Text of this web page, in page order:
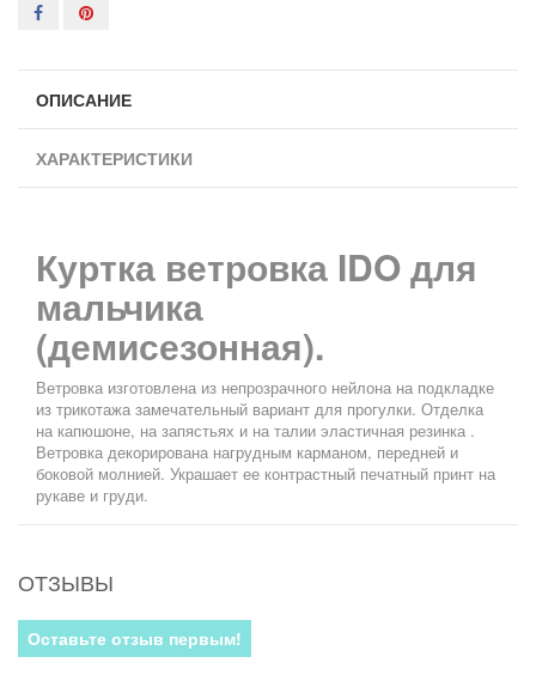
ОПИСАНИЕ
ХАРАКТЕРИСТИКИ
Куртка ветровка IDO для
мальчика
(демисезонная).
Ветровка изготовлена из непрозрачного нейлона на подкладке
из трикотажа замечательный вариант для прогулки. Отделка
на капюшоне, на запястьях и на талии эластичная резинка .
Ветровка декорирована нагрудным карманом, передней и
боковой молнией. Украшает ее контрастный печатный принт на
рукаве и груди.
ОТЗЫВЫ
Оставьте отзыв первым!